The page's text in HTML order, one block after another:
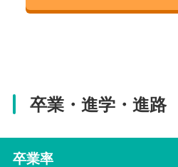
卒業・進学・進路
卒業率